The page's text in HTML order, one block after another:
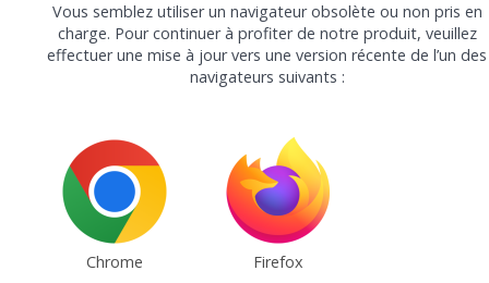
Vous semblez utiliser un navigateur obsolète ou non pris en
charge. Pour continuer à profiter de notre produit, veuillez
effectuer une mise à jour vers une version récente de l’un des
navigateurs suivants :
Chrome Firefox